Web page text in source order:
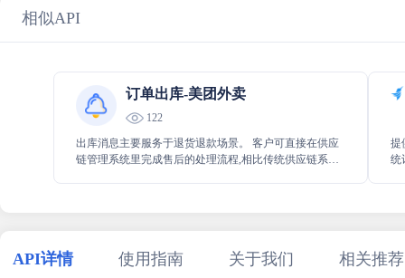
相似API
订单出库-美团外卖
122
出库消息主要服务于退货退款场景。 客户可直接在供应
链管理系统里完成售后的处理流程,相比传统供应链系统
提
统
API详情 使用指南 关于我们 相关推荐